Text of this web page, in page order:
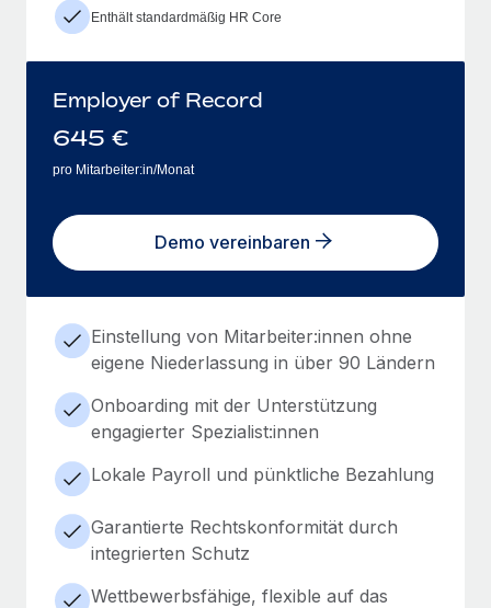
Enthält standardmäßig HR Core
Employer of Record
645 €
pro Mitarbeiter:in/Monat
Demo vereinbaren
Einstellung von Mitarbeiter:innen ohne
eigene Niederlassung in über 90 Ländern
Onboarding mit der Unterstützung
engagierter Spezialist:innen
Lokale Payroll und pünktliche Bezahlung
Garantierte Rechtskonformität durch
integrierten Schutz
Wettbewerbsfähige, flexible auf das